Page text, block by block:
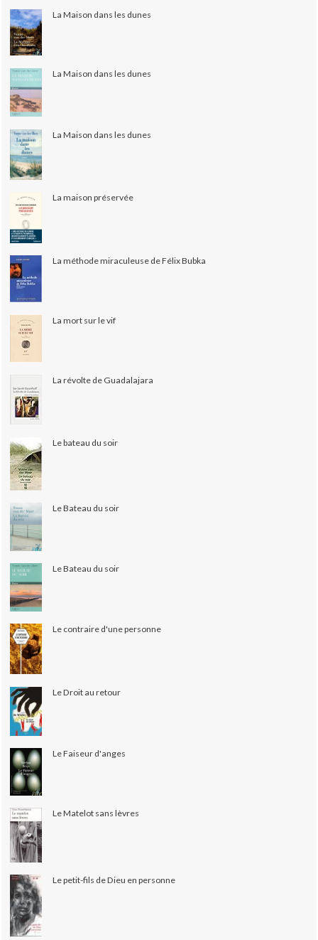
La Maison dans les dunes
La Maison dans les dunes
La Maison dans les dunes
La maison préservée
La méthode miraculeuse de Félix Bubka
La mort sur le vif
La révolte de Guadalajara
Le bateau du soir
Le Bateau du soir
Le Bateau du soir
Le contraire d'une personne
Le Droit au retour
Le Faiseur d'anges
Le Matelot sans lèvres
Le petit-fils de Dieu en personne